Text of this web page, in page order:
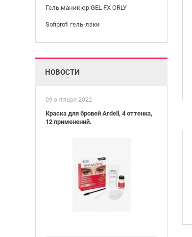
Гель маникюр GEL FX ORLY
Sofiprofi гель-лаки
НОВОСТИ
09 октября 2022
Краска для бровей Ardell, 4 оттенка,
12 применений.